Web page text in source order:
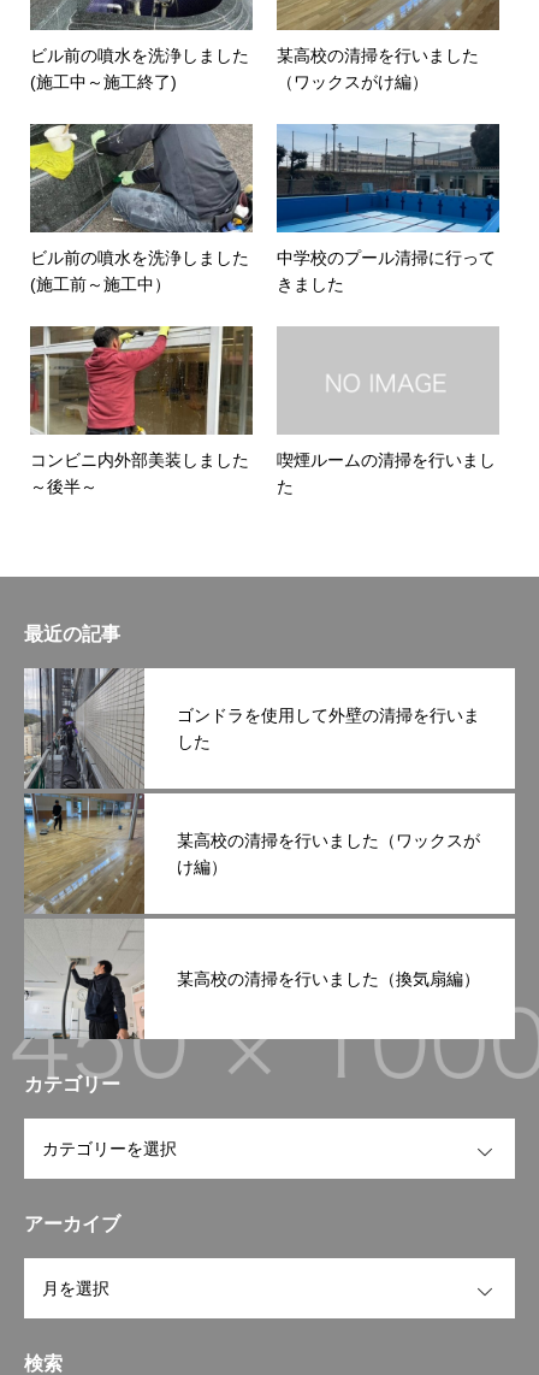
ビル前の噴水を洗浄しました
(施工中～施工終了)
某高校の清掃を行いました
（ワックスがけ編）
ビル前の噴水を洗浄しました
(施工前～施工中）
中学校のプール清掃に行って
きました
コンビニ内外部美装しました
～後半～
喫煙ルームの清掃を行いまし
た
最近の記事
ゴンドラを使用して外壁の清掃を行いま
した
某高校の清掃を行いました（ワックスが
け編）
某高校の清掃を行いました（換気扇編）
カテゴリー
アーカイブ
検索